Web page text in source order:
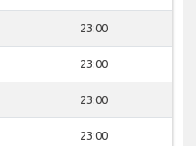
23:00
23:00
23:00
23:00